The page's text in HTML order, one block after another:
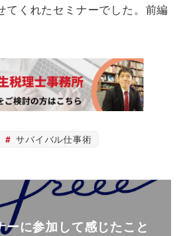
てくれたセミナーでした。前編
サバイバル仕事術
に参加して感じたこと